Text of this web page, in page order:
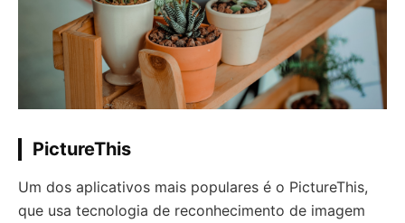
PictureThis
Um dos aplicativos mais populares é o PictureThis,
que usa tecnologia de reconhecimento de imagem